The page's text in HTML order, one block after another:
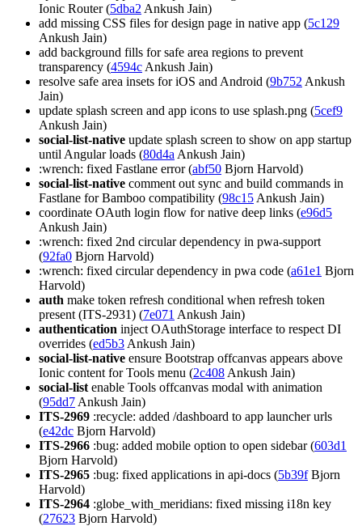
Ionic Router (5dba2 Ankush Jain)
add missing CSS files for design page in native app (5c129
Ankush Jain)
add background fills for safe area regions to prevent
transparency (4594c Ankush Jain)
resolve safe area insets for iOS and Android (9b752 Ankush
Jain)
update splash screen and app icons to use splash.png (5cef9
Ankush Jain)
social-list-native update splash screen to show on app startup
until Angular loads (80d4a Ankush Jain)
:wrench: fixed Fastlane error (abf50 Bjorn Harvold)
social-list-native comment out sync and build commands in
Fastlane for Bamboo compatibility (98c15 Ankush Jain)
coordinate OAuth login flow for native deep links (e96d5
Ankush Jain)
:wrench: fixed 2nd circular dependency in pwa-support
(92fa0 Bjorn Harvold)
:wrench: fixed circular dependency in pwa code (a61e1 Bjorn
Harvold)
auth make token refresh conditional when refresh token
present (ITS-2931) (7e071 Ankush Jain)
authentication inject OAuthStorage interface to respect DI
overrides (ed5b3 Ankush Jain)
social-list-native ensure Bootstrap offcanvas appears above
Ionic content for Tools menu (2c408 Ankush Jain)
social-list enable Tools offcanvas modal with animation
(95dd7 Ankush Jain)
ITS-2969 :recycle: added /dashboard to app launcher urls
(e42dc Bjorn Harvold)
ITS-2966 :bug: added mobile option to open sidebar (603d1
Bjorn Harvold)
ITS-2965 :bug: fixed applications in api-docs (5b39fBjorn
Harvold)
ITS-2964 :globe_with_meridians: fixed missing i18n key
(27623 Bjorn Harvold)